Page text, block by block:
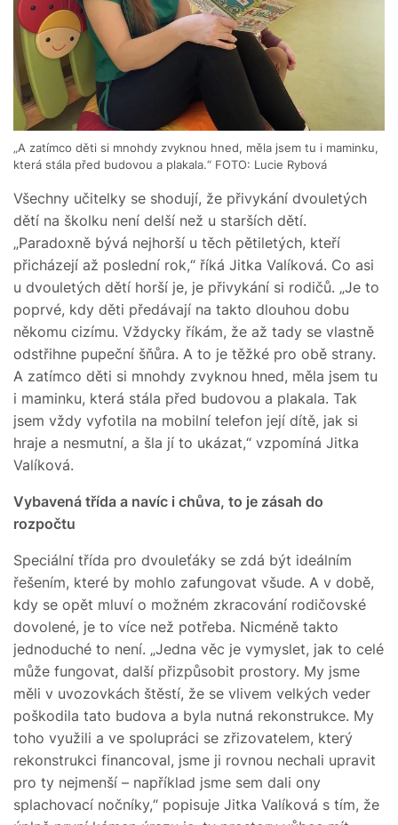
„A zatímco děti si mnohdy zvyknou hned, měla jsem tu i maminku,
která stála před budovou a plakala.“ FOTO: Lucie Rybová
Všechny učitelky se shodují, že přivykání dvouletých
dětí na školku není delší než u starších dětí.
„Paradoxně bývá nejhorší u těch pětiletých, kteří
přicházejí až poslední rok,“ říká Jitka Valíková. Co asi
u dvouletých dětí horší je, je přivykání si rodičů. „Je to
poprvé, kdy děti předávají na takto dlouhou dobu
někomu cizímu. Vždycky říkám, že až tady se vlastně
odstřihne pupeční šňůra. A to je těžké pro obě strany.
A zatímco děti si mnohdy zvyknou hned, měla jsem tu
i maminku, která stála před budovou a plakala. Tak
jsem vždy vyfotila na mobilní telefon její dítě, jak si
hraje a nesmutní, a šla jí to ukázat,“ vzpomíná Jitka
Valíková.
Vybavená třída a navíc i chůva, to je zásah do
rozpočtu
Speciální třída pro dvouleťáky se zdá být ideálním
řešením, které by mohlo zafungovat všude. A v době,
kdy se opět mluví o možném zkracování rodičovské
dovolené, je to více než potřeba. Nicméně takto
jednoduché to není. „Jedna věc je vymyslet, jak to celé
může fungovat, další přizpůsobit prostory. My jsme
měli v uvozovkách štěstí, že se vlivem velkých veder
poškodila tato budova a byla nutná rekonstrukce. My
toho využili a ve spolupráci se zřizovatelem, který
rekonstrukci financoval, jsme ji rovnou nechali upravit
pro ty nejmenší – například jsme sem dali ony
splachovací nočníky,“ popisuje Jitka Valíková s tím, že